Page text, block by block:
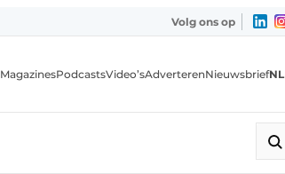
Volg ons op
MagazinesPodcastsVideo’sAdverterenNieuwsbriefNL